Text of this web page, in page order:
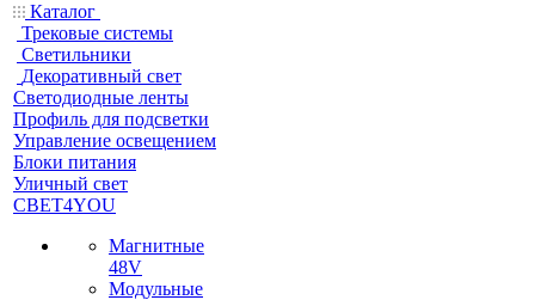
Каталог
Трековые системы
Светильники
Декоративный свет
Светодиодные ленты
Профиль для подсветки
Управление освещением
Блоки питания
Уличный свет
СВЕТ4YOU
Магнитные
48V
Модульные